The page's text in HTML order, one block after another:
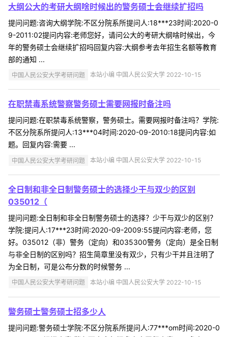
大纲公大的考研大纲啥时候出的警务硕士会继续扩招吗
提问问题:咨询大纲学院:不区分院系所提问人:18***23时间:2020-0
9-2011:02提问内容:老师您好，请问公大的考研大纲啥时候出，今
年的警务硕士会继续扩招吗回复内容:大纲参考去年招生名额等教育
部的通知 ...
中国人民公安大学考研问题 本站小编 中国人民公安大学 2022-10-15
在职禁毒系统警察警务硕士需要网报时备注吗
提问问题:在职禁毒系统警察，警务硕士。需要网报时备注吗？学院:
不区分院系所提问人:13***04时间:2020-09-2010:18提问内容:如
题。回复内容:需要 ...
中国人民公安大学考研问题 本站小编 中国人民公安大学 2022-10-15
全日制和非全日制警务硕士的选择少干与双少的区别
035012（
提问问题:全日制和非全日制警务硕士的选择？少干与双少的区别？
学院:提问人:17***23时间:2020-09-2009:55提问内容:老师，您
好。035012（非）警务（定向）和035300警务（定向）是全日制
与非全日制的区别吗？招生简章里没有双少，只有少干并且注明了
为全日制，可是公布分数的时候警务 ...
中国人民公安大学考研问题 本站小编 中国人民公安大学 2022-10-15
警务硕士警务硕士招多少人
提问问题:警务硕士学院:不区分院系所提问人:77***om时间:2020-0